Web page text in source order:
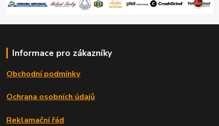
Informace pro zákazníky
Obchodní podmínky
Ochrana osobních údajů
Reklamační řád